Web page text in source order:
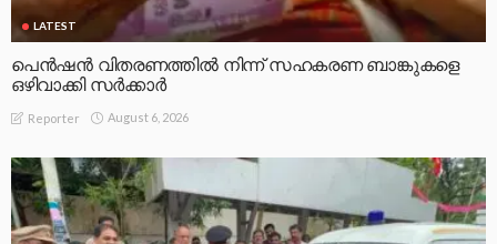
LATEST
പെൻഷൻ വിതരണത്തിൽ നിന്ന് സഹകരണ ബാങ്കുകളെ
ഒഴിവാക്കി സർക്കാർ
Reporter August 6, 2026